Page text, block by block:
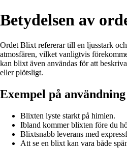
Betydelsen av
Ordet Blixt refererar till en ljusstark
atmosfären, vilket vanligtvis
kan blixt även användas för att
eller plötsligt.
Exempel på användning
Blixten lyste starkt på himlen.
Ibland kommer blixten före du
Blixtsnabb leverans med
Att se en blixt kan vara både